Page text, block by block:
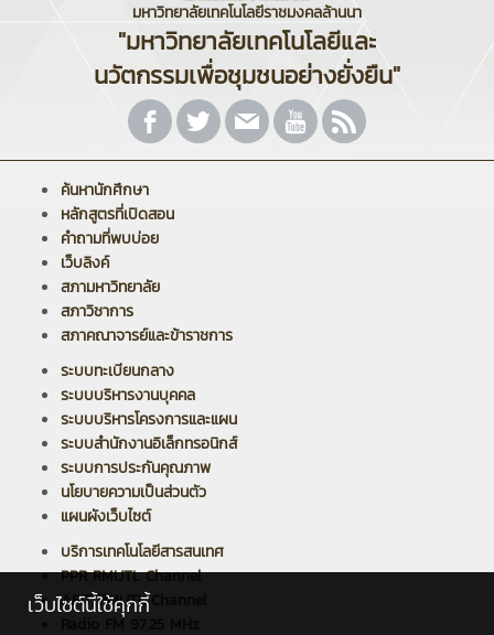
มหาวิทยาลัยเทคโนโลยีราชมงคลล้านนา
"มหาวิทยาลัยเทคโนโลยีและ
นวัตกรรมเพื่อชุมชนอย่างยั่งยืน"
ค้นหานักศึกษา
หลักสูตรที่เปิดสอน
คำถามที่พบบ่อย
เว็บลิงค์
สภามหาวิทยาลัย
สภาวิชาการ
สภาคณาจารย์และข้าราชการ
ระบบทะเบียนกลาง
ระบบบริหารงานบุคคล
ระบบบริหารโครงการและแผน
ระบบสำนักงานอิเล็กทรอนิกส์
ระบบการประกันคุณภาพ
นโยบายความเป็นส่วนตัว
แผนผังเว็บไซต์
บริการเทคโนโลยีสารสนเทศ
PPR RMUTL Channel
ARIT RMUTL Channel
Radio FM 97.25 MHz
เว็บไซต์นี้ใช้คุกกี้